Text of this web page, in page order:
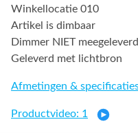
Winkellocatie 010
Artikel is dimbaar
Dimmer NIET meegeleverd
Geleverd met lichtbron
Afmetingen &
Productvideo: 1